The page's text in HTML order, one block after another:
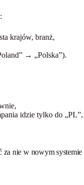
krajów, branż,
→ „Polska”).
idzie tylko do „PL”,
za nie w nowym systemie